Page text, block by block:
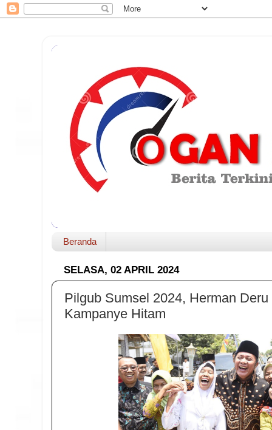
Beranda
SELASA, 02 APRIL 2024
Pilgub Sumsel 2024, Herman
Kampanye Hitam